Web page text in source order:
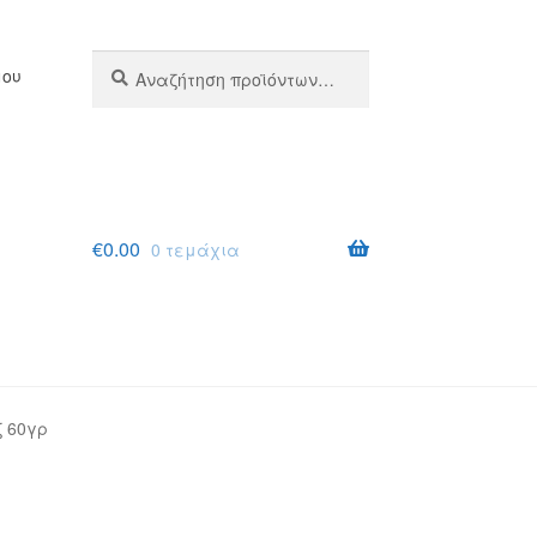
για:
€0.00 0 τεμάχια
60γρ